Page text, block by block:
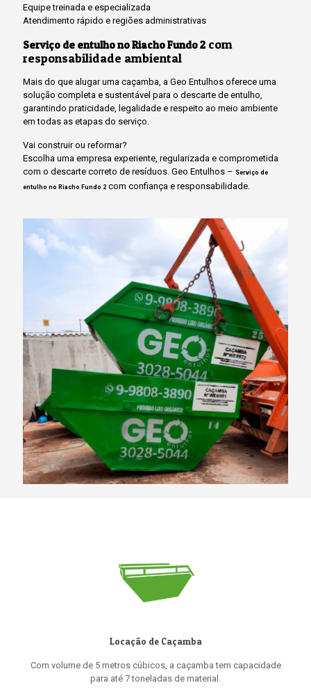
Equipe treinada e especializada
Atendimento rápido e regiões administrativas
Serviço de entulho no Riacho Fundo 2 com
responsabilidade ambiental
Mais do que alugar uma caçamba, a Geo Entulhos oferece uma
solução completa e sustentável para o descarte de entulho,
garantindo praticidade, legalidade e respeito ao meio ambiente
em todas as etapas do serviço.
Vai construir ou reformar?
Escolha uma empresa experiente, regularizada e comprometida
com o descarte correto de resíduos. Geo Entulhos – Serviço de
entulho no Riacho Fundo 2 com confiança e responsabilidade.
Locação de Caçamba
Com volume de 5 metros cúbicos, a caçamba tem capacidade
para até 7 toneladas de material.